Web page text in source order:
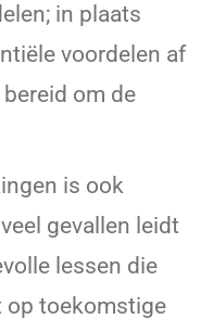
in plaats
voordelen af
bereid om de
is ook
gevallen leidt
lessen die
op toekomstige